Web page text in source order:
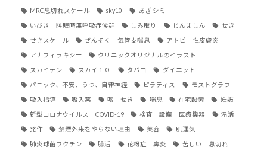
MRC息切れスケール sky10 あざ シミ
いびき 睡眠時無呼吸症候群 しみ取り じんましん せき
せきスケール ぜんそく 気管支喘息 アトピー性皮膚炎
アナフィラキシー クリニックオリジナルのイラスト
スカイテン スカイ１０ タバコ ダイエット
パニック、不安、うつ、自律神経 ピラティス モストグラフ
吸入指導 吸入薬 咳 せき 喘息 在宅酸素 妊娠
新型コロナウイルス COVID-19 検査 設備 医療機器 温活
発作 禁煙外来をやらない理由 美容 肌運気
肺炎球菌ワクチン 腸活 花粉症 鼻炎 苦しい 息切れ